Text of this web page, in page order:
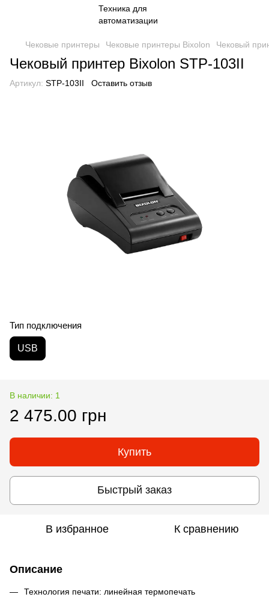
Чековые принтеры Чековые принтеры Bixolon Чековый
Чековый принтер Bixolon STP-103II
Артикул: STP-103II Оставить отзыв
Тип подключения
USB
В наличии: 1
2 475.00 грн
Купить
Быстрый заказ
В избранное К сравнению
Описание
Технология печати: линейная термопечать